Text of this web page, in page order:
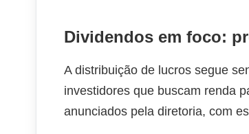
Dividendos em foco:
A distribuição de lucros segue
investidores que buscam renda
anunciados pela diretoria, com